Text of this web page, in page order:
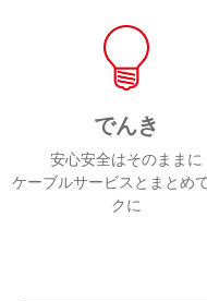
でんき
安心安全はそのままに
ケーブルサービスとまとめ
クに